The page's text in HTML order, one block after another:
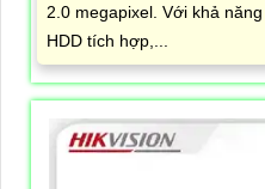
2.0 megapixel. Với khả
HDD tích hợp,...